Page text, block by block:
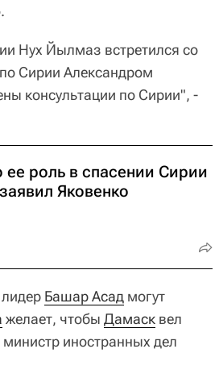
Нух Йылмаз встретился со
Сирии Александром
консультации по Сирии", -
ее роль в спасении Сирии
Яковенко
Башар Асад могут
желает, чтобы Дамаск вел
иностранных дел